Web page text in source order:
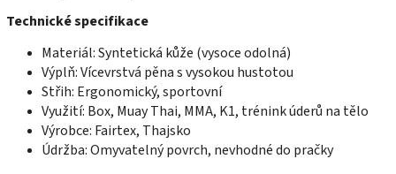
Technické specifikace
Materiál: Syntetická kůže (vysoce odolná)
Výplň: Vícevrstvá pěna s vysokou hustotou
Střih: Ergonomický, sportovní
Využití: Box, Muay Thai, MMA, K1, trénink úderů na tělo
Výrobce: Fairtex, Thajsko
Údržba: Omyvatelný povrch, nevhodné do pračky